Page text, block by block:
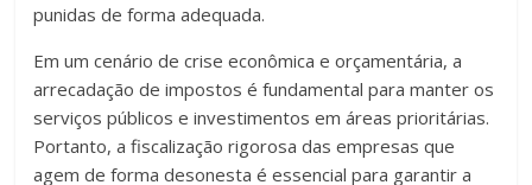
punidas de forma adequada.
Em um cenário de crise econômica e orçamentária, a
arrecadação de impostos é fundamental para manter os
serviços públicos e investimentos em áreas prioritárias.
Portanto, a fiscalização rigorosa das empresas que
agem de forma desonesta é essencial para garantir a